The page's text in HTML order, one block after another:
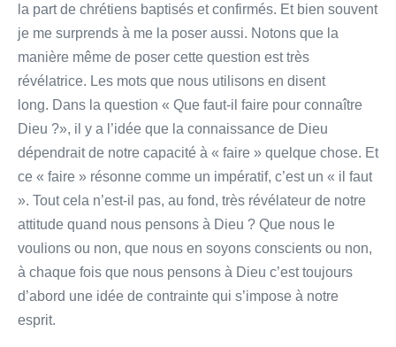
la part de chrétiens baptisés et confirmés. Et bien souvent
je me surprends à me la poser aussi. Notons que la
manière même de poser cette question est très
révélatrice. Les mots que nous utilisons en disent
long. Dans la question « Que faut-il faire pour connaître
Dieu ?», il y a l’idée que la connaissance de Dieu
dépendrait de notre capacité à « faire » quelque chose. Et
ce « faire » résonne comme un impératif, c’est un « il faut
». Tout cela n’est-il pas, au fond, très révélateur de notre
attitude quand nous pensons à Dieu ? Que nous le
voulions ou non, que nous en soyons conscients ou non,
à chaque fois que nous pensons à Dieu c’est toujours
d’abord une idée de contrainte qui s’impose à notre
esprit.